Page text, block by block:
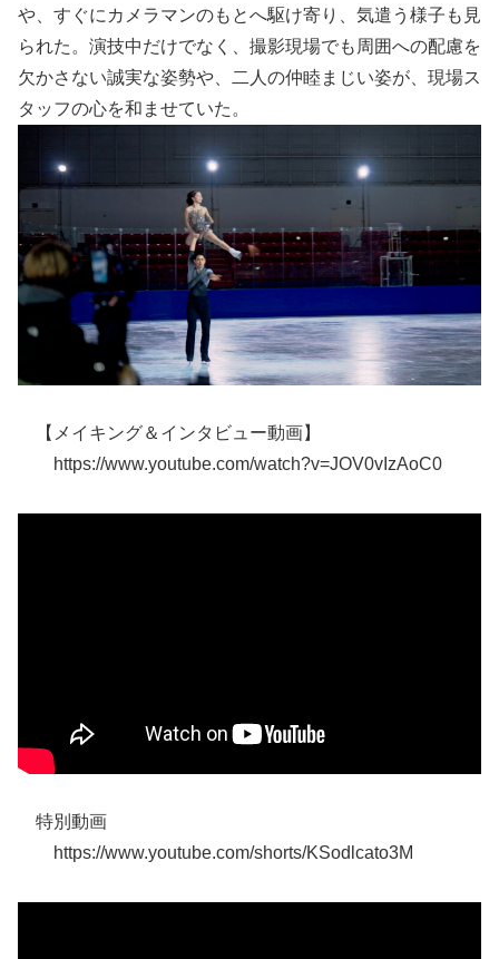
や、すぐにカメラマンのもとへ駆け寄り、気遣う様子も見
られた。演技中だけでなく、撮影現場でも周囲への配慮を
欠かさない誠実な姿勢や、二人の仲睦まじい姿が、現場ス
タッフの心を和ませていた。
【メイキング＆インタビュー動画】
https://www.youtube.com/watch?v=JOV0vIzAoC0
特別動画
https://www.youtube.com/shorts/KSodlcato3M